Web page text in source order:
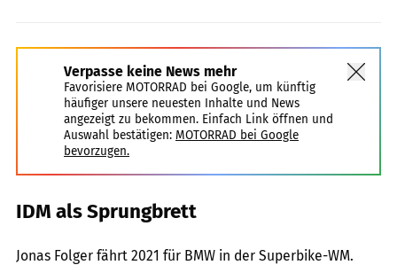
Verpasse keine News mehr
Favorisiere MOTORRAD bei Google, um künftig
häufiger unsere neuesten Inhalte und News
angezeigt zu bekommen. Einfach Link öffnen und
Auswahl bestätigen: MOTORRAD bei Google
bevorzugen.
IDM als Sprungbrett
Jonas Folger fährt 2021 für BMW in der Superbike-WM.